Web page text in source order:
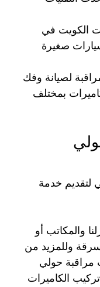
الكويت في
صغيرة
لصيانة وفك
بمختلف
لتقديم خدمة
والمكاتب أو
وللمزيد من
مراقبة حولي
الكاميرات